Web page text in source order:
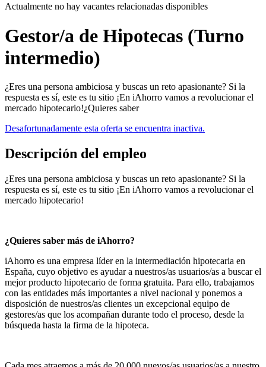
Actualmente no hay vacantes relacionadas disponibles
Gestor/a de Hipotecas (Turno
intermedio)
¿Eres una persona ambiciosa y buscas un reto apasionante? Si la
respuesta es sí, este es tu sitio ¡En iAhorro vamos a revolucionar el
mercado hipotecario!¿Quieres saber
Desafortunadamente esta oferta se encuentra inactiva.
Descripción del empleo
¿Eres una persona ambiciosa y buscas un reto apasionante? Si la
respuesta es sí, este es tu sitio ¡En iAhorro vamos a revolucionar el
mercado hipotecario!
¿Quieres saber más de iAhorro?
iAhorro es una empresa líder en la intermediación hipotecaria en
España, cuyo objetivo es ayudar a nuestros/as usuarios/as a buscar el
mejor producto hipotecario de forma gratuita. Para ello, trabajamos
con las entidades más importantes a nivel nacional y ponemos a
disposición de nuestros/as clientes un excepcional equipo de
gestores/as que los acompañan durante todo el proceso, desde la
búsqueda hasta la firma de la hipoteca.